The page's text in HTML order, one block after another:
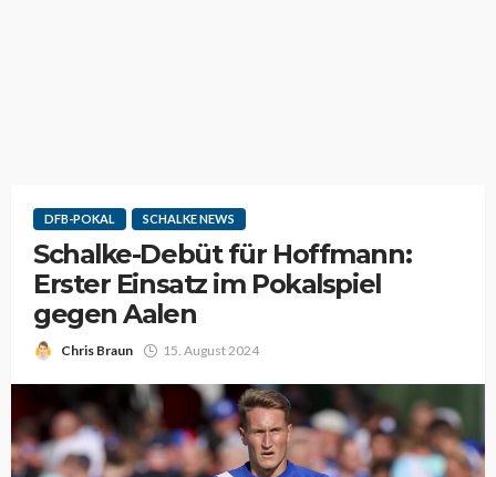
DFB-POKAL SCHALKE NEWS
Schalke-Debüt für Hoffmann:
Erster Einsatz im Pokalspiel
gegen Aalen
Chris Braun 15. August 2024